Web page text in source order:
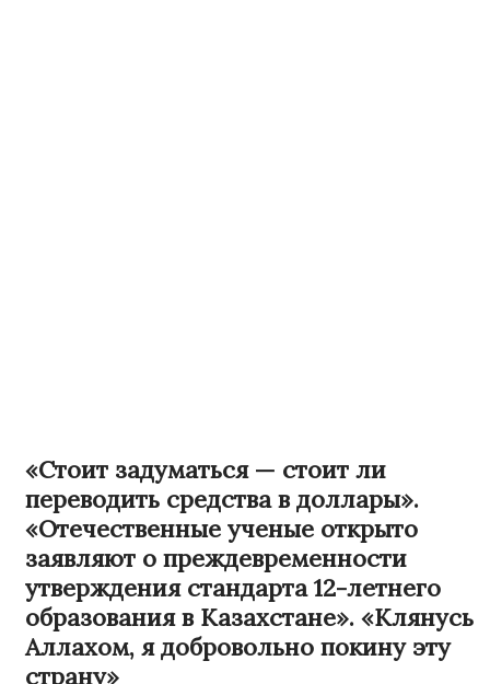
«Стоит задуматься — стоит ли
переводить средства в доллары».
«Отечественные ученые открыто
заявляют о преждевременности
утверждения стандарта 12-летнего
образования в Казахстане». «Клянусь
Аллахом, я добровольно покину эту
страну»